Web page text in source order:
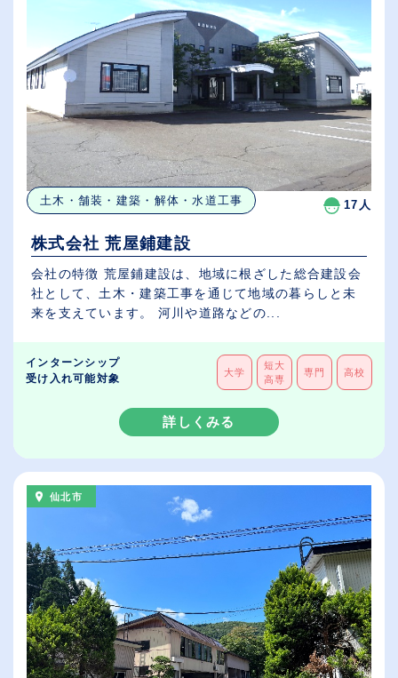
休日数が多い順
土木・舗装・建築・解体・水道工事 17人
株式会社 荒屋鋪建設
会社の特徴 荒屋鋪建設は、地域に根ざした総合建設会
社として、土木・建築工事を通じて地域の暮らしと未
来を支えています。 河川や道路などの...
インターンシップ
受け入れ可能対象
大学
短大
高専
専門 高校
詳しくみる
仙北市